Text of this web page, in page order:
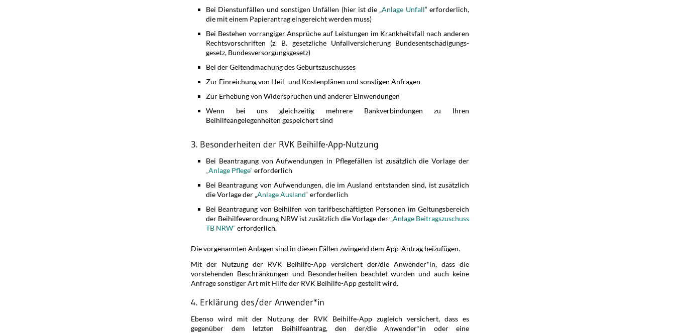
Bei Dienstunfällen und sonstigen Unfällen (hier ist die „Anlage Unfall“ erforderlich,
die mit einem Papierantrag eingereicht werden muss)
Bei Bestehen vorrangiger Ansprüche auf Leistungen im Krankheitsfall nach anderen
Rechtsvorschriften (z. B. gesetzliche Unfall­ver­sicherung Bundes­ent­schädigungs­
gesetz, Bundes­ver­sorgungs­gesetz)
Bei der Geltendmachung des Geburtszuschusses
Zur Einreichung von Heil- und Kostenplänen und sonstigen Anfragen
Zur Erhebung von Widersprüchen und anderer Einwendungen
Wenn bei uns gleichzeitig mehrere Bankverbindungen zu Ihren
Beihilfeangelegenheiten gespeichert sind
3. Besonderheiten der RVK Beihilfe-App-Nutzung
Bei Beantragung von Aufwendungen in Pflegefällen ist zusätzlich die Vorlage der
„Anlage Pflege“ erforderlich
Bei Beantragung von Aufwendungen, die im Ausland entstanden sind, ist zusätzlich
die Vorlage der „Anlage Ausland“ erforderlich
Bei Beantragung von Beihilfen von tarifbeschäftigten Personen im Geltungsbereich
der Beihilfeverordnung NRW ist zusätzlich die Vorlage der „Anlage Beitragszuschuss
TB NRW“ erforderlich.
Die vorgenannten Anlagen sind in diesen Fällen zwingend dem App-Antrag beizufügen.
Mit der Nutzung der RVK Beihilfe-App versichert der/die Anwender*in, dass die
vorstehenden Beschränkungen und Besonderheiten beachtet wurden und auch keine
Anfrage sonstiger Art mit Hilfe der RVK Beihilfe-App gestellt wird.
4. Erklärung des/der Anwender*in
Ebenso wird mit der Nutzung der RVK Beihilfe-App zugleich versichert, dass es
gegenüber dem letzten Beihilfeantrag, den der/die Anwender*in oder eine